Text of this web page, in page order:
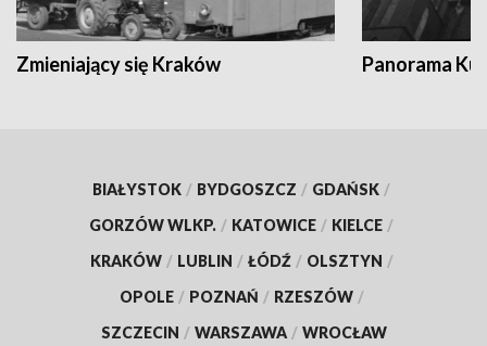
Zmieniający się Kraków Panorama
BIAŁYSTOK / BYDGOSZCZ / GDAŃSK /
GORZÓW WLKP. / KATOWICE / KIELCE /
KRAKÓW / LUBLIN / ŁÓDŹ / OLSZTYN /
OPOLE / POZNAŃ / RZESZÓW /
SZCZECIN / WARSZAWA / WROCŁAW